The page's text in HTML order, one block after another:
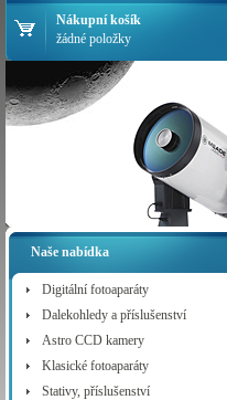
Naše nabídka
Digitální fotoaparáty
Dalekohledy a příslušenství
Astro CCD kamery
Klasické fotoaparáty
Stativy, příslušenství
Nákupní košík
žádné položky